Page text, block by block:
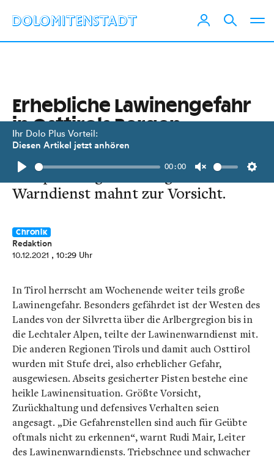
Ihr Dolo Plus Vorteil:
Diesen Artikel jetzt anhören
Play
00:00
Unmute
Erhebliche Lawinengefahr
in Osttirols Bergen
Nach den Schneefällen keine
Entspannung im Gebirge.
Warndienst mahnt zur Vorsicht.
Chronik
Redaktion
10.12.2021 , 10:29 Uhr
In Tirol herrscht am Wochenende weiter teils große
Lawinengefahr. Besonders gefährdet ist der Westen des
Landes von der Silvretta über die Arlbergregion bis in
die Lechtaler Alpen, teilte der Lawinenwarndienst mit.
Die anderen Regionen Tirols und damit auch Osttirol
wurden mit Stufe drei, also erheblicher Gefahr,
ausgewiesen. Abseits gesicherter Pisten bestehe eine
heikle Lawinensituation. Größte Vorsicht,
Zurückhaltung und defensives Verhalten seien
angesagt. „Die Gefahrenstellen sind auch für Geübte
oftmals nicht zu erkennen“, warnt Rudi Mair, Leiter
des Lawinenwarndiensts. Triebschnee und schwacher